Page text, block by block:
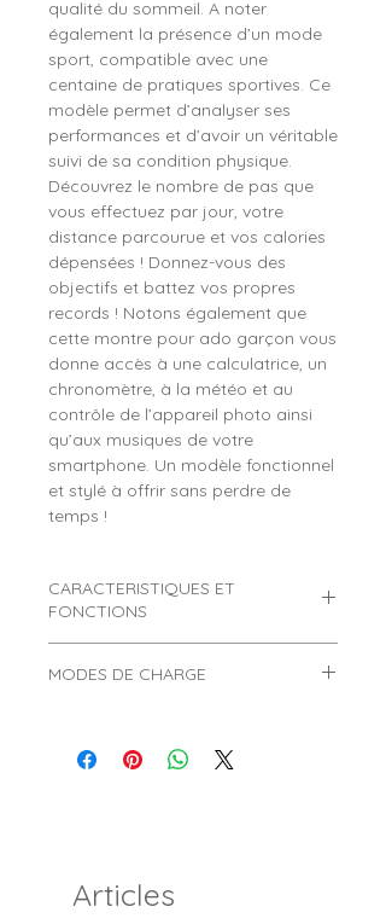
qualité du sommeil. A noter
également la présence d’un mode
sport, compatible avec une
centaine de pratiques sportives. Ce
modèle permet d’analyser ses
performances et d’avoir un véritable
suivi de sa condition physique.
Découvrez le nombre de pas que
vous effectuez par jour, votre
distance parcourue et vos calories
dépensées ! Donnez-vous des
objectifs et battez vos propres
records ! Notons également que
cette montre pour ado garçon vous
donne accès à une calculatrice, un
chronomètre, à la météo et au
contrôle de l’appareil photo ainsi
qu’aux musiques de votre
smartphone. Un modèle fonctionnel
et stylé à offrir sans perdre de
temps !
CARACTERISTIQUES ET
FONCTIONS
VE
Référence :
SWS56T-VE.
sport.
Dimensions boitier :
MODES DE CHARGE
Afin de ne pas endommager
Articles